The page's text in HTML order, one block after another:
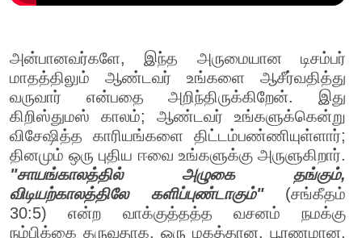
அன்பானவர்களே, இந்த அருமையான டிசம்பர்
மாதத்திலும் ஆண்டவர் உங்களை ஆசீர்வதித்து
வருவார் என்பதை அறிந்திருக்கிறேன். இது
கிறிஸ்துமஸ் காலம்; ஆண்டவர் உங்களுக்கென்று
விசேஷித்த காரியங்களை திட்டம்பண்ணியுள்ளார்;
தினமும் ஒரு புதிய ஈவை உங்களுக்கு அருளுகிறார்.
"சாயங்காலத்தில் அழுகை தங்கும்,
விடியற்காலத்திலே களிப்புண்டாகும்" (சங்கீதம்
30:5) என்ற வாக்குத்தத்த வசனம் நமக்கு
நம்பிக்கை தருவதாக. ஒரு மகத்தான, பூரணமான,